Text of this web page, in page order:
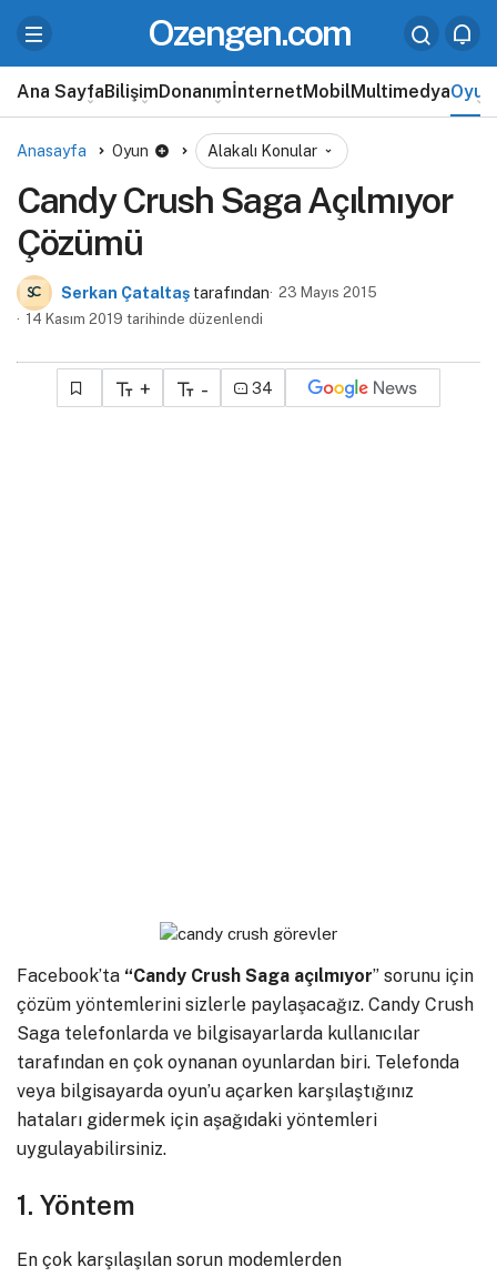
Ozengen.com
Ana SayfaBilişimDonanımİnternetMobilMultimedyaOyun
Anasayfa Oyun Alakalı Konular
Candy Crush Saga Açılmıyor
Çözümü
Serkan Çataltaş tarafından 23 Mayıs 2015
14 Kasım 2019 tarihinde düzenlendi
+ - 34
Facebook’ta “Candy Crush Saga açılmıyor” sorunu için
çözüm yöntemlerini sizlerle paylaşacağız. Candy Crush
Saga telefonlarda ve bilgisayarlarda kullanıcılar
tarafından en çok oynanan oyunlardan biri. Telefonda
veya bilgisayarda oyun’u açarken karşılaştığınız
hataları gidermek için aşağıdaki yöntemleri
uygulayabilirsiniz.
1. Yöntem
En çok karşılaşılan sorun modemlerden